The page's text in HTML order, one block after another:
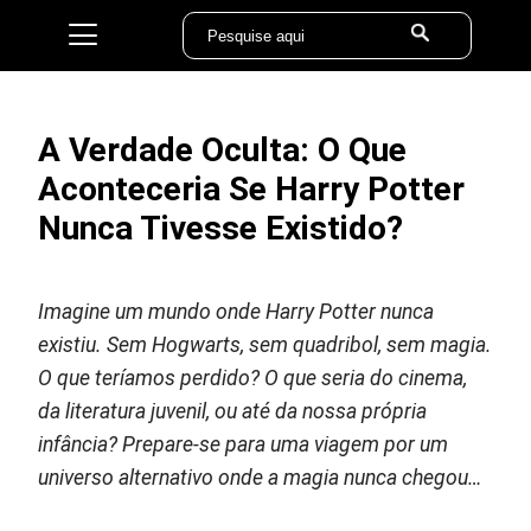
A Verdade Oculta: O Que
Aconteceria Se Harry Potter
Nunca Tivesse Existido?
Imagine um mundo onde Harry Potter nunca
existiu. Sem Hogwarts, sem quadribol, sem magia.
O que teríamos perdido? O que seria do cinema,
da literatura juvenil, ou até da nossa própria
infância? Prepare-se para uma viagem por um
universo alternativo onde a magia nunca chegou…